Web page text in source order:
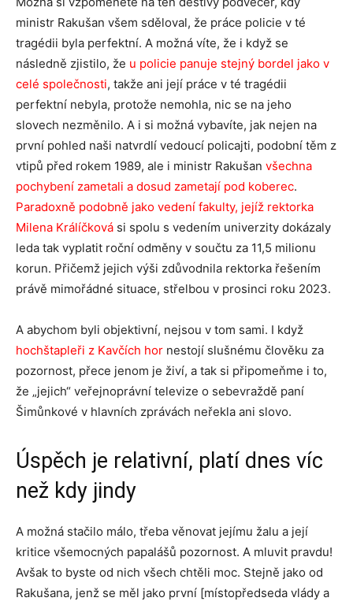
ministr Rakušan všem sděloval, že práce policie v té
tragédii byla perfektní. A možná víte, že i když se
následně zjistilo, že u policie panuje stejný bordel jako v
celé společnosti, takže ani její práce v té tragédii
perfektní nebyla, protože nemohla, nic se na jeho
slovech nezměnilo. A i si možná vybavíte, jak nejen na
první pohled naši natvrdlí vedoucí policajti, podobní těm z
vtipů před rokem 1989, ale i ministr Rakušan všechna
pochybení zametali a dosud zametají pod koberec.
Paradoxně podobně jako vedení fakulty, jejíž rektorka
Milena Králíčková si spolu s vedením univerzity dokázaly
leda tak vyplatit roční odměny v součtu za 11,5 milionu
korun. Přičemž jejich výši zdůvodnila rektorka řešením
právě mimořádné situace, střelbou v prosinci roku 2023.
A abychom byli objektivní, nejsou v tom sami. I když
hochštapleři z Kavčích hor nestojí slušnému člověku za
pozornost, přece jenom je živí, a tak si připomeňme i to,
že „jejich“ veřejnoprávní televize o sebevraždě paní
Šimůnkové v hlavních zprávách neřekla ani slovo.
Úspěch je relativní, platí dnes víc
než kdy jindy
A možná stačilo málo, třeba věnovat jejímu žalu a její
kritice všemocných papalášů pozornost. A mluvit pravdu!
Avšak to byste od nich všech chtěli moc. Stejně jako od
Rakušana, jenž se měl jako první [místopředseda vlády a